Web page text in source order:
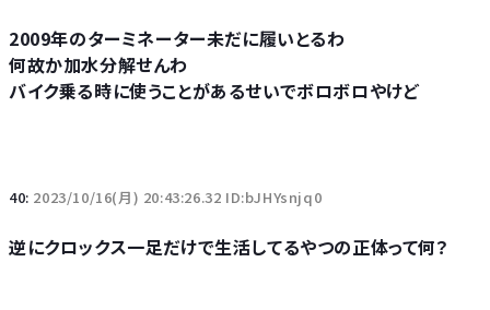
2009年のターミネーター未だに履いとるわ
何故か加水分解せんわ
バイク乗る時に使うことがあるせいでボロボロやけど
40: 2023/10/16(月) 20:43:26.32 ID:bJHYsnjq0
逆にクロックス一足だけで生活してるやつの正体って何？